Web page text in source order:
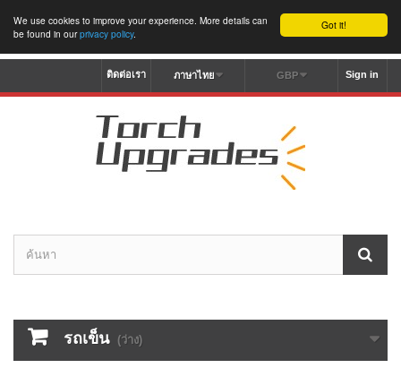
Got it!
We use cookies to improve your experience. More details can
be found in ourprivacy policy.
Sign in
GBP
ภาษาไทย
ติดต่อเรา
รถเข็น (ว่าง)